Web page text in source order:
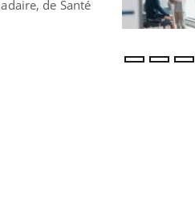
de Santé
?